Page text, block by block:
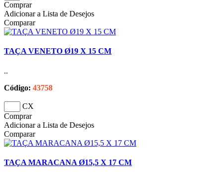
Comprar
Adicionar a Lista de Desejos
Comparar
TAÇA VENETO Ø19 X 15 CM
..
Código: 43758
CX
Comprar
Adicionar a Lista de Desejos
Comparar
TAÇA MARACANA Ø15,5 X 17 CM